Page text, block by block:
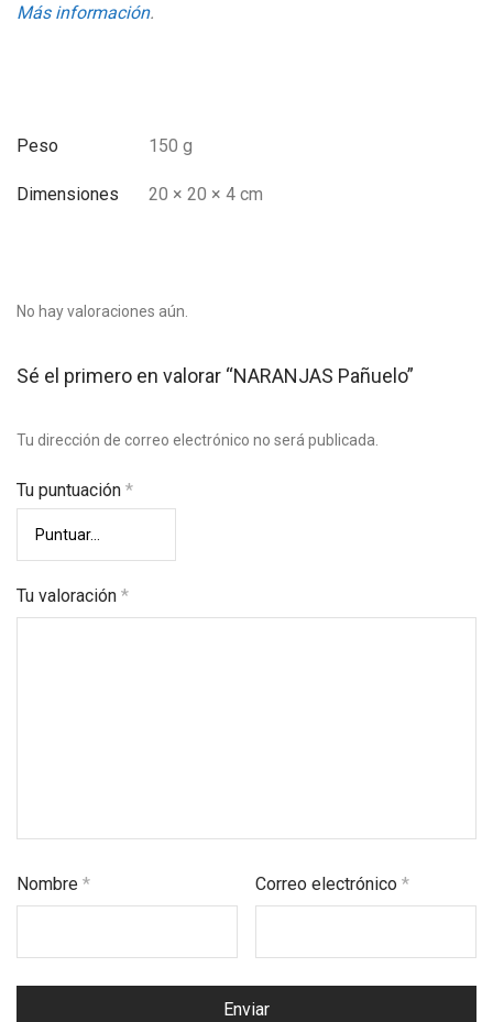
Más información.
Peso 150 g
Dimensiones 20 × 20 × 4 cm
No hay valoraciones aún.
Sé el primero en valorar “NARANJAS Pañuelo”
Tu dirección de correo electrónico no será publicada.
Tu puntuación *
Tu valoración *
Nombre * Correo electrónico*